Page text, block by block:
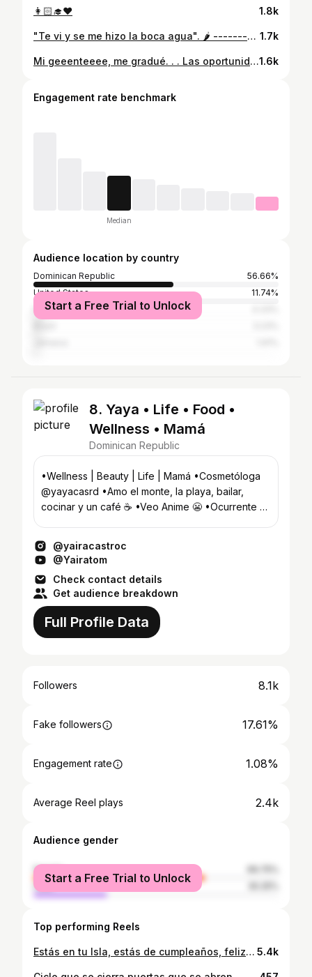
👩🏻‍🎓❤️ 1.8k
"Te vi y se me hizo la boca agua". 🌶 -------- @rosangela_diaz2 💅 1.7k
Mi geeenteeee, me gradué. . . Las oportunidades no solo se esperan, sino también se provocan. Mientras unos escuchan venir el tren desde su sofá, otros ya vamos en el.1.6k
Engagement rate benchmark
Median
Audience location by country
Dominican Republic
56.66%
United States
11.74%
Panama
Start a Free Trial to Unlock
8. Yaya • Life • Food •
Wellness • Mamá
Dominican Republic
•Wellness | Beauty | Life | Mamá •Cosmetóloga
@yayacasrd •Amo el monte, la playa, bailar,
cocinar y un café ☕️ •Veo Anime 😬 •Ocurrente 🤡
@yairacastroc
@Yairatom
Check contact details
Get audience breakdown
Full Profile Data
Followers 8.1k
Fake followers 17.61%
Engagement rate 1.08%
Average Reel plays 2.4k
Audience gender
female
male
Start a Free Trial to Unlock
Top performing Reels
Estás en tu Isla, estás de cumpleaños, feliz de tenerte! 🩵🤍🩵 Te amo manita Yayi! ✨ #isleñas 5.4k